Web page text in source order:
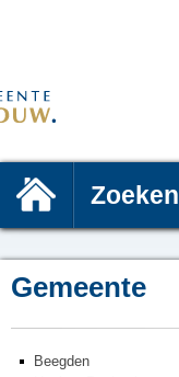
Zoeken
Gemeente
Beegden